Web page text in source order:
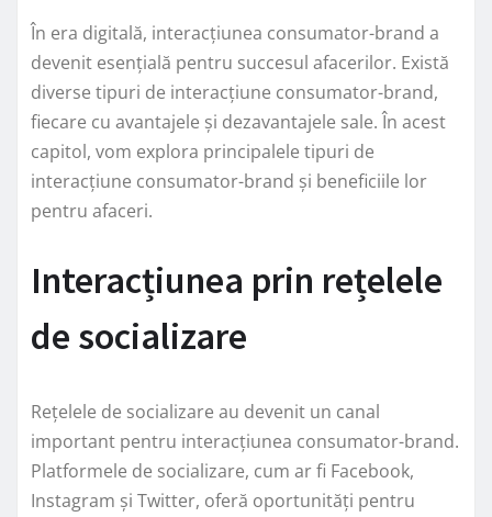
În era digitală, interacțiunea consumator-brand a
devenit esențială pentru succesul afacerilor. Există
diverse tipuri de interacțiune consumator-brand,
fiecare cu avantajele și dezavantajele sale. În acest
capitol, vom explora principalele tipuri de
interacțiune consumator-brand și beneficiile lor
pentru afaceri.
Interacțiunea prin rețelele
de socializare
Rețelele de socializare au devenit un canal
important pentru interacțiunea consumator-brand.
Platformele de socializare, cum ar fi Facebook,
Instagram și Twitter, oferă oportunități pentru